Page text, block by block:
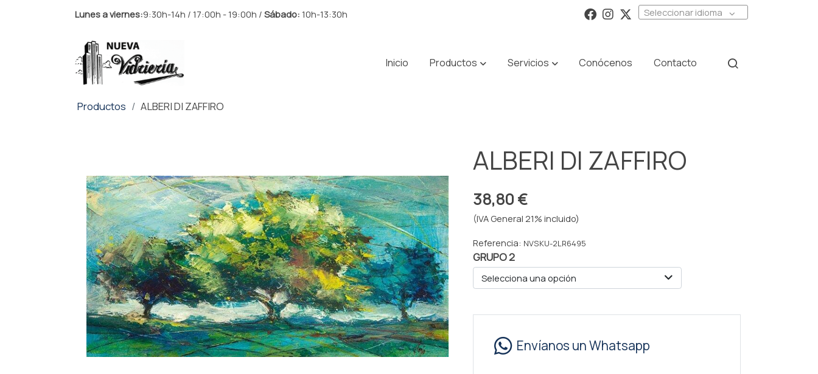
Lunes a viernes:9:30h-14h / 17:00h - 19:00h / Sábado: 10h-13:30h Seleccionar idioma
Inicio Productos Servicios Conócenos Contacto
Productos ALBERI DI ZAFFIRO
ALBERI DI ZAFFIRO
38,80 €
(IVA General 21% incluido)
Referencia: NVSKU-2LR6495
GRUPO 2
Selecciona una opción
Envíanos un Whatsapp